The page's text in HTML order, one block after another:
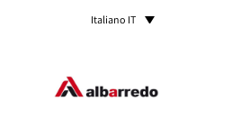
Italiano IT